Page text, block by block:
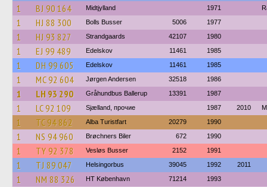
1 BJ 90 164 Midtjylland 1971
1 HJ 88 300 Bolls Busser 5006 1977
1 HJ 93 827 Strandgaards 42107 1980
1 EJ 99 489 Edelskov 11461 1985
1 DH 99 605 Edelskov 11461 1985
1 MC 92 604 Jørgen Andersen 32518 1986
1 LH 93 290 Gråhundbus Ballerup 13391 1987
1 LC 92 109 Sjælland, прочие 1987 2010
1 TC 94 862 Alba Turistfart 20279 1990
1 NS 94 960 Brøchners Biler 672 1990
1 TY 92 378 Vesløs Busser 2152 1991
1 TJ 89 047 Helsingorbus 39045 1992 2011
1 NM 88 326 HT København 71214 1993